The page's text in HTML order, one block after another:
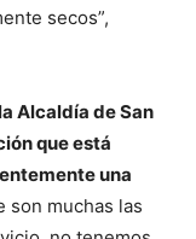
secos”,
Alcaldía de San
que está
una
son muchas las